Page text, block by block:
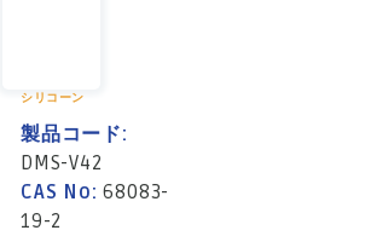
シリコーン
製品コード:
DMS-V42
CAS No:68083-
19-2